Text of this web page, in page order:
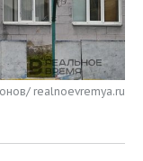
realnoevremya.ru